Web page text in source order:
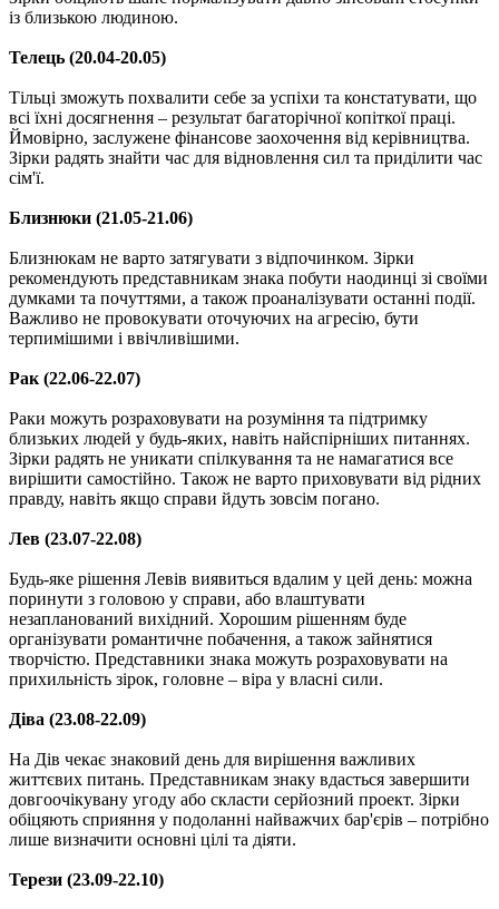
із близькою людиною.
Телець (20.04-20.05)
Тільці зможуть похвалити себе за успіхи та констатувати, що
всі їхні досягнення – результат багаторічної копіткої праці.
Ймовірно, заслужене фінансове заохочення від керівництва.
Зірки радять знайти час для відновлення сил та приділити час
сім'ї.
Близнюки (21.05-21.06)
Близнюкам не варто затягувати з відпочинком. Зірки
рекомендують представникам знака побути наодинці зі своїми
думками та почуттями, а також проаналізувати останні події.
Важливо не провокувати оточуючих на агресію, бути
терпимішими і ввічливішими.
Рак (22.06-22.07)
Раки можуть розраховувати на розуміння та підтримку
близьких людей у ​​будь-яких, навіть найспірніших питаннях.
Зірки радять не уникати спілкування та не намагатися все
вирішити самостійно. Також не варто приховувати від рідних
правду, навіть якщо справи йдуть зовсім погано.
Лев (23.07-22.08)
Будь-яке рішення Левів виявиться вдалим у цей день: можна
поринути з головою у справи, або влаштувати
незапланований вихідний. Хорошим рішенням буде
організувати романтичне побачення, а також зайнятися
творчістю. Представники знака можуть розраховувати на
прихильність зірок, головне – віра у власні сили.
Діва (23.08-22.09)
На Дів чекає знаковий день для вирішення важливих
життєвих питань. Представникам знаку вдасться завершити
довгоочікувану угоду або скласти серйозний проект. Зірки
обіцяють сприяння у подоланні найважчих бар'єрів – потрібно
лише визначити основні цілі та діяти.
Терези (23.09-22.10)